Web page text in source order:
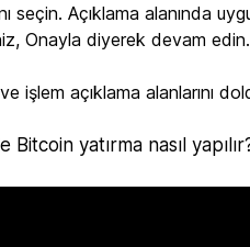
seçin. Açıklama alanında
Onayla diyerek devam
işlem açıklama alanlarını
yatırma nasıl